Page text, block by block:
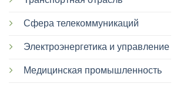
Сфера телекоммуникаций
Электроэнергетика и управление
Медицинская промышленность